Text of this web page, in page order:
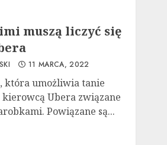
muszą liczyć się
11 MARCA, 2022
która umożliwia tanie
Ubera związane
Powiązane są...